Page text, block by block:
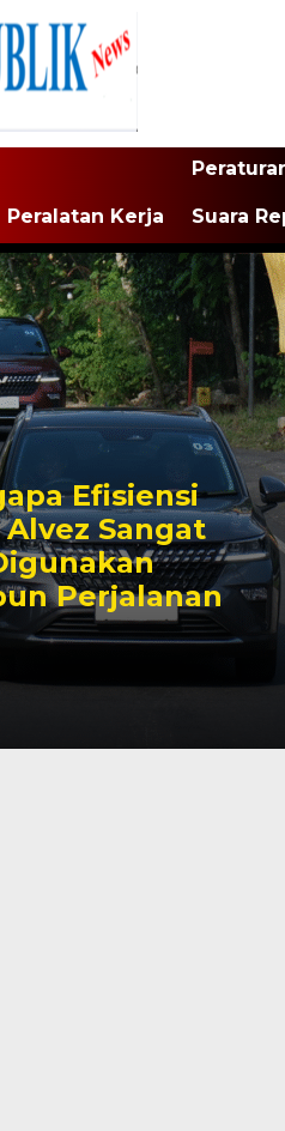
Peralatan Kerja Suara
Efisiensi
Sangat
Perjalanan